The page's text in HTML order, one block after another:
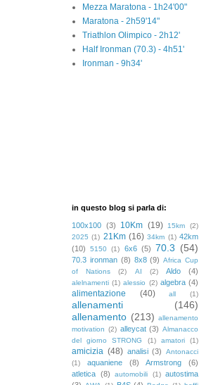
Mezza Maratona - 1h24'00"
Maratona - 2h59'14"
Triathlon Olimpico - 2h12'
Half Ironman (70.3) - 4h51'
Ironman - 9h34'
in questo blog si parla di:
100x100 (3) 10Km (19) 15km
(2)
2025 (1) 21Km (16) 34km (1) 42km
(10)
5150 (1) 6x6 (5) 70.3 (54)
70.3 ironman (8) 8x8 (9) Africa Cup
of Nations
(2) AI (2) Aldo (4)
alelnamenti (1) alessio (2) algebra (4)
alimentazione (40) all (1)
allenamenti
(146)
allenamento (213) allenamento
motivation (2) alleycat (3) Almanacco
del giorno STRONG
(1) amatori (1)
amicizia (48) analisi (3)
Antonacci
(1)
aquaniene (8) Armstrong
(6)
atletica (8) automobili (1) autostima